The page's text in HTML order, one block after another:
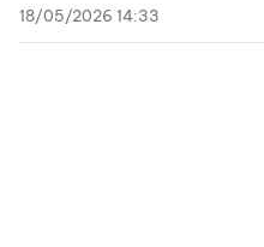
18/05/2026 14:33